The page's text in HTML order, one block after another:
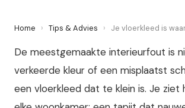
Home › Tips & Advies › Je vloerkleed is
De meestgemaakte interieurfout is
verkeerde kleur of een misplaatst
een vloerkleed dat te klein is. Je ziet